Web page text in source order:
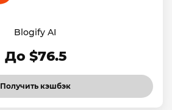
Blogify AI
До $76.5
Получить кэшбэк